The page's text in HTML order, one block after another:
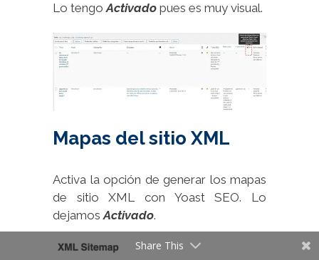
Lo tengoActivado pues es muy visual.
Mapas del sitio XML
Activa la opción de generar los mapas
de sitio XML con Yoast SEO. Lo
dejamosActivado.
Share This